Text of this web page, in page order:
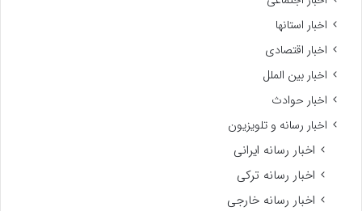
اخبار استانها
اخبار اقتصادی
اخبار بین الملل
اخبار حوادث
اخبار رسانه و تلویزیون
اخبار رسانه ایرانی
اخبار رسانه ترکی
اخبار رسانه خارجی